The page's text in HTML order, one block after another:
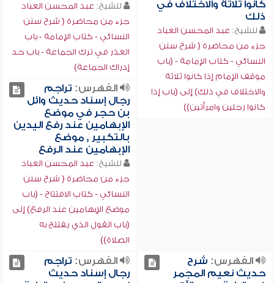
كانوا ثلاثة والاختلاف في
ذلك
للشيخ: عبد المحسن العباد
جزء من محاضرة ( شرح سنن
النسائي - كتاب الإمامة - (باب
موقف الإمام إذا كانوا ثلاثة
والاختلاف في ذلك) إلى (باب إذا
كانوا رجلين وامرأتين))
للشيخ: عبد المحسن العباد
جزء من محاضرة ( شرح سنن
النسائي - كتاب الإمامة - باب
العذر في ترك الجماعة - باب حد
إدراك الجماعة)
الفهرس: تراجم
رجال إسناد حديث وائل
بن حجر في موضع
الإبهامين عند رفع اليدين
بالتكبير , موضع
الإبهامين عند الرفع
للشيخ: عبد المحسن العباد
جزء من محاضرة ( شرح سنن
النسائي - كتاب الافتتاح - (باب
موضع الإبهامين عند الرفع) إلى
(باب القول الذي يفتتح به
الصلاة))
الفهرس: شرح
حديث نعيم المجمر
الفهرس: تراجم
رجال إسناد حديث